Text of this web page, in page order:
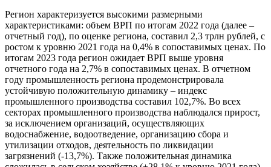
Регион характеризуется высокими размерными
характеристиками: объем ВРП по итогам 2022 года (далее –
отчетный год), по оценке региона, составил 2,3 трлн рублей, с
ростом к уровню 2021 года на 0,4% в сопоставимых ценах. По
итогам 2023 года регион ожидает ВРП выше уровня
отчетного года на 2,7% в сопоставимых ценах. В отчетном
году промышленность региона продемонстрировала
устойчивую положительную динамику – индекс
промышленного производства составил 102,7%. Во всех
секторах промышленного производства наблюдался прирост,
за исключением организаций, осуществляющих
водоснабжение, водоотведение, организацию сбора и
утилизации отходов, деятельность по ликвидации
загрязнений (-13,7%). Также положительная динамика